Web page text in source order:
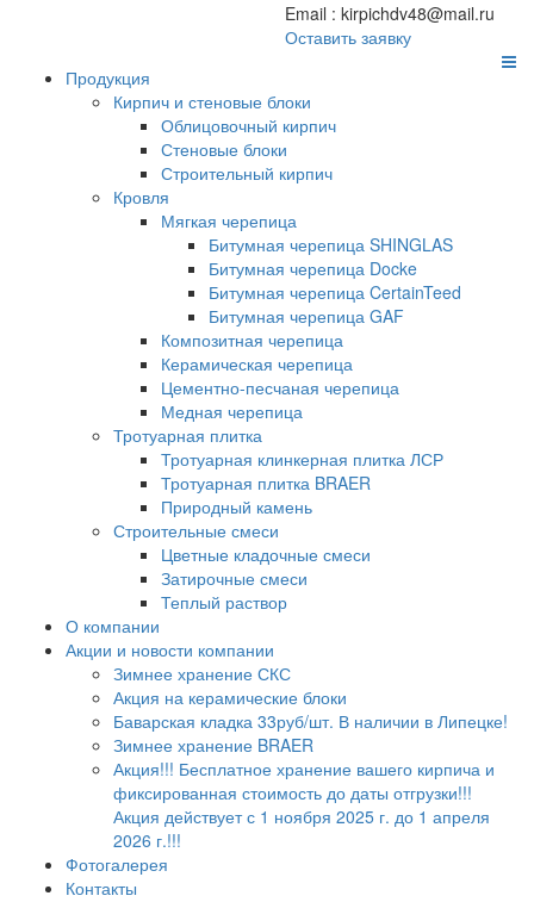
Email : kirpichdv48@mail.ru
Оставить заявку
Продукция
Кирпич и стеновые блоки
Облицовочный кирпич
Стеновые блоки
Строительный кирпич
Кровля
Мягкая черепица
Битумная черепица SHINGLAS
Битумная черепица Docke
Битумная черепица CertainTeed
Битумная черепица GAF
Композитная черепица
Керамическая черепица
Цементно-песчаная черепица
Медная черепица
Тротуарная плитка
Тротуарная клинкерная плитка ЛСР
Тротуарная плитка BRAER
Природный камень
Строительные смеси
Цветные кладочные смеси
Затирочные смеси
Теплый раствор
О компании
Акции и новости компании
Зимнее хранение СКС
Акция на керамические блоки
Баварская кладка 33руб/шт. В наличии в Липецке!
Зимнее хранение BRAER
Акция!!! Бесплатное хранение вашего кирпича и
фиксированная стоимость до даты отгрузки!!!
Акция действует с 1 ноября 2025 г. до 1 апреля
2026 г.!!!
Фотогалерея
Контакты